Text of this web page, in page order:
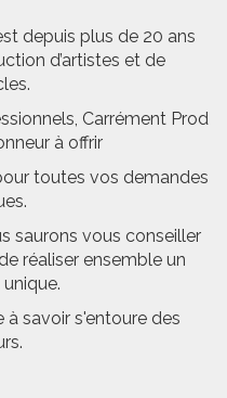
depuis plus de 20 ans
d’artistes et de
Carrément Prod
à offrir
toutes vos demandes
saurons vous conseiller
réaliser ensemble un
à savoir s'entoure des